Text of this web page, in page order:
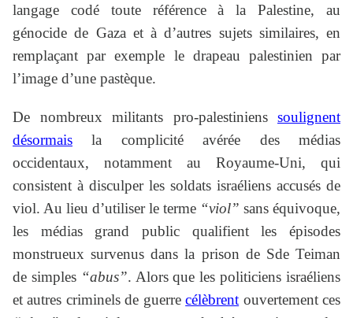
langage codé toute référence à la Palestine, au
génocide de Gaza et à d’autres sujets similaires, en
remplaçant par exemple le drapeau palestinien par
l’image d’une pastèque.
De nombreux militants pro-palestiniens soulignent
désormais la complicité avérée des médias
occidentaux, notamment au Royaume-Uni, qui
consistent à disculper les soldats israéliens accusés de
viol. Au lieu d’utiliser le terme “viol” sans équivoque,
les médias grand public qualifient les épisodes
monstrueux survenus dans la prison de Sde Teiman
de simples“abus”. Alors que les politiciens israéliens
et autres criminels de guerrecélèbrent ouvertement ces